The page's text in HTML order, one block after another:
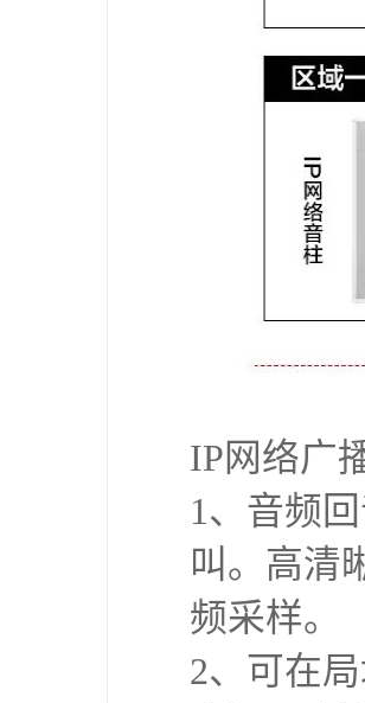
IP网络广
1、音频
叫。高清
频采样。
2、可在